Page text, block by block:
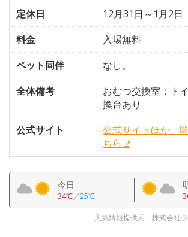
定休日
12月31日～1月2日
料金
入場無料
ペット同伴
なし。
全体備考
おむつ交換室：ト
換台あり
公式サイト
公式サイトほか、
ちら
今日
34℃／25℃
天気情報提供元：株式会社